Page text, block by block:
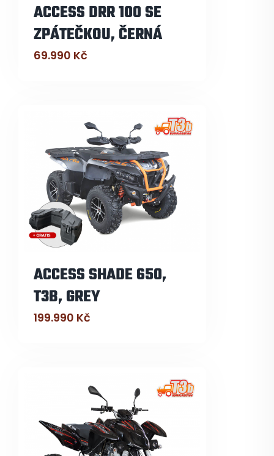
ACCESS DRR 100 SE
ZPÁTEČKOU, ČERNÁ
69.990 Kč
ACCESS SHADE 650,
T3B, GREY
199.990 Kč